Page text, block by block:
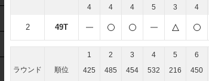
4
4 4 5 3 4
2 49T
ラウンド 順位
1 2 3 4 5 6
425
485 454 532 216 450